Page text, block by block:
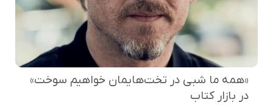
«همه ما شبی در تخت‌هایمان خواهیم سوخت»
در بازار کتاب